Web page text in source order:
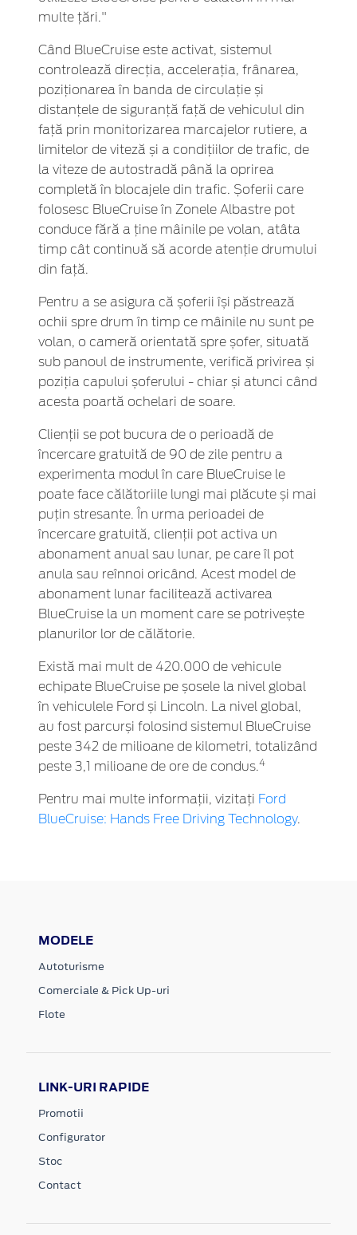
multe țări."
Când BlueCruise este activat, sistemul
controlează direcția, accelerația, frânarea,
poziționarea în banda de circulație și
distanțele de siguranță față de vehiculul din
față prin monitorizarea marcajelor rutiere, a
limitelor de viteză și a condițiilor de trafic, de
la viteze de autostradă până la oprirea
completă în blocajele din trafic. Șoferii care
folosesc BlueCruise în Zonele Albastre pot
conduce fără a ține mâinile pe volan, atâta
timp cât continuă să acorde atenție drumului
din față.
Pentru a se asigura că șoferii își păstrează
ochii spre drum în timp ce mâinile nu sunt pe
volan, o cameră orientată spre șofer, situată
sub panoul de instrumente, verifică privirea și
poziția capului șoferului - chiar și atunci când
acesta poartă ochelari de soare.
Clienții se pot bucura de o perioadă de
încercare gratuită de 90 de zile pentru a
experimenta modul în care BlueCruise le
poate face călătoriile lungi mai plăcute și mai
puțin stresante. În urma perioadei de
încercare gratuită, clienții pot activa un
abonament anual sau lunar, pe care îl pot
anula sau reînnoi oricând. Acest model de
abonament lunar facilitează activarea
BlueCruise la un moment care se potrivește
planurilor lor de călătorie.
Există mai mult de 420.000 de vehicule
echipate BlueCruise pe șosele la nivel global
în vehiculele Ford și Lincoln. La nivel global,
au fost parcurși folosind sistemul BlueCruise
peste 342 de milioane de kilometri, totalizând
peste 3,1 milioane de ore de condus.4
Pentru mai multe informații, vizitați Ford
BlueCruise: Hands Free Driving Technology.
MODELE
Autoturisme
Comerciale & Pick Up-uri
Flote
LINK-URI RAPIDE
Promotii
Configurator
Stoc
Contact